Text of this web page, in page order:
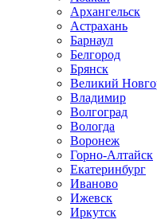
Архангельск
Астрахань
Барнаул
Белгород
Брянск
Великий
Владимир
Волгоград
Вологда
Воронеж
Горно-Алтайск
Екатеринбург
Иваново
Ижевск
Иркутск